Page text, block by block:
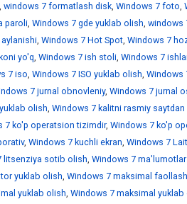
, windows 7 formatlash disk, Windows 7 foto,
paroli, Windows 7 gde yuklab olish, windows
, Windows 7 Hot Spot, Windows 7
yo'q, Windows 7 ish stoli, Windows 7
7 iso, Windows 7 ISO yuklab olish, Windows
7 jurnal obnovleniy, Windows 7 jurnal
olish, Windows 7 kalitni rasmiy
7 ko'p operatsion tizimdir, Windows 7 ko'p
, Windows 7 kuchli ekran, Windows 7 Lait
litsenziya sotib olish, Windows 7
yuklab olish, Windows 7 maksimal
yuklab olish, Windows 7 maksimal yuklab